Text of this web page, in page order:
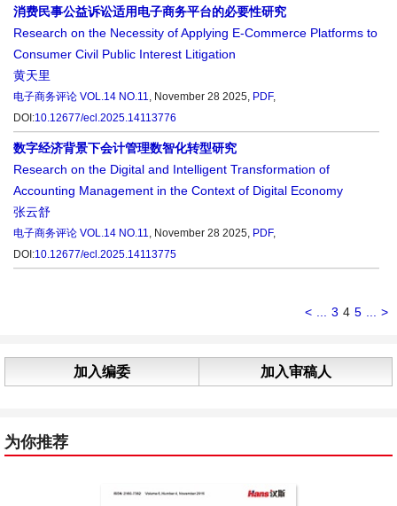
消费民事公益诉讼适用电子商务平台的必要性研究
Research on the Necessity of Applying E-Commerce Platforms to
Consumer Civil Public Interest Litigation
黄天里
电子商务评论 VOL.14 NO.11, November 28 2025, PDF,
DOI:10.12677/ecl.2025.14113776
数字经济背景下会计管理数智化转型研究
Research on the Digital and Intelligent Transformation of
Accounting Management in the Context of Digital Economy
张云舒
电子商务评论 VOL.14 NO.11, November 28 2025, PDF,
DOI:10.12677/ecl.2025.14113775
< ... 3 4 5 ... >
加入编委 加入审稿人
为你推荐